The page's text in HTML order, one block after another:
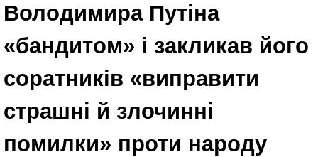
Володимира Путіна
«бандитом» і закликав його
соратників «виправити
страшні й злочинні
помилки» проти народу